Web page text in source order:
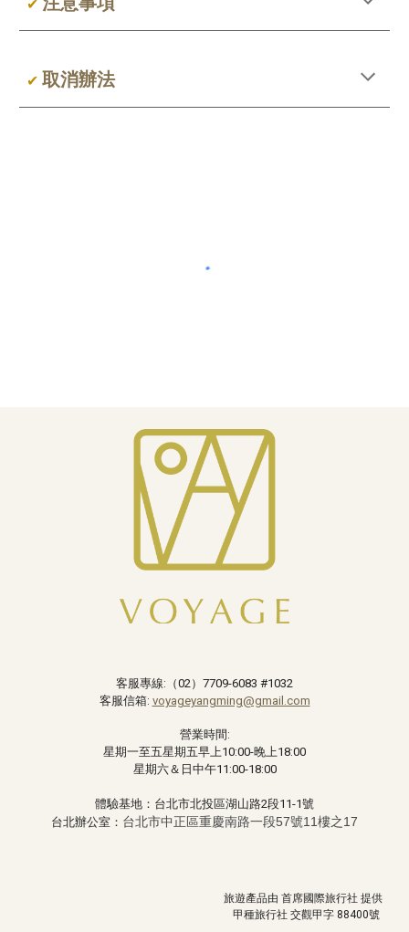
✔
✔取消辦法
客服專線:（02） 7709-6083 #1032
客服信箱: voyageyangming@gmail.com
營業時間:
星期一至五星期五早上10:00-晚上18:00
星期六＆日中午11:00-18:00
體驗基地：台北市北投區湖山路2段11-1號
台北辦公室： 台北市中正區重慶南路一段57號11樓之17
旅遊產品由 首席國際旅行社 提供
甲種旅行社 交觀甲字 88400號